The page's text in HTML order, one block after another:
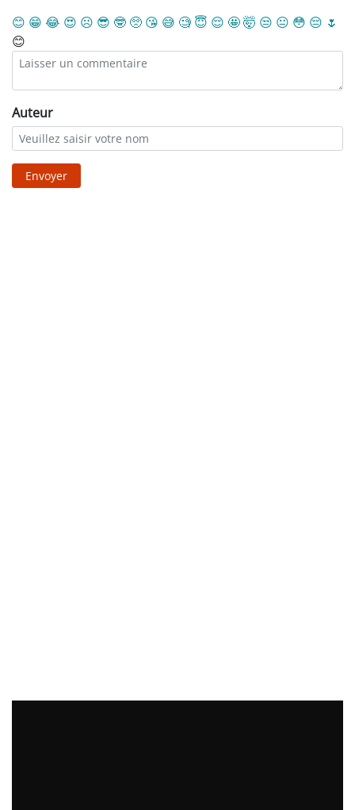
😊 😁 😂 😍 ☹️ 😎 🤓 🥺 😘 😅 🧐 😇 😌 🤩🤯 😒 😐 😳 😔 🌷
😊
Auteur
Envoyer